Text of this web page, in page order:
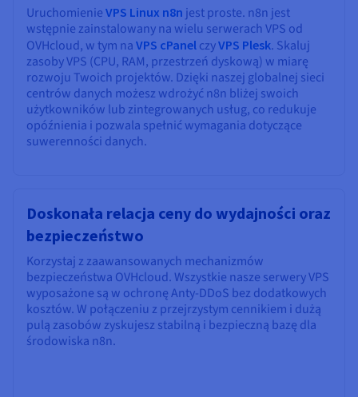
Uruchomienie VPS Linux n8n jest proste. n8n jest
wstępnie zainstalowany na wielu serwerach VPS od
OVHcloud, w tym na VPS cPanel czyVPS Plesk. Skaluj
zasoby VPS (CPU, RAM, przestrzeń dyskową) w miarę
rozwoju Twoich projektów. Dzięki naszej globalnej sieci
centrów danych możesz wdrożyć n8n bliżej swoich
użytkowników lub zintegrowanych usług, co redukuje
opóźnienia i pozwala spełnić wymagania dotyczące
suwerenności danych.
Doskonała relacja ceny do wydajności oraz
bezpieczeństwo
Korzystaj z zaawansowanych mechanizmów
bezpieczeństwa OVHcloud. Wszystkie nasze serwery VPS
wyposażone są w ochronę Anty-DDoS bez dodatkowych
kosztów. W połączeniu z przejrzystym cennikiem i dużą
pulą zasobów zyskujesz stabilną i bezpieczną bazę dla
środowiska n8n.